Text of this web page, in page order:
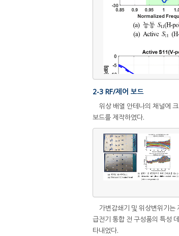
2-3 RF/제어 보드
위상 배열 안테나의 채널에
보드를 제작하였다.
가변감쇄기 및 위상변위기는
급전기 통합 전 구성품의 특성
타내었다.